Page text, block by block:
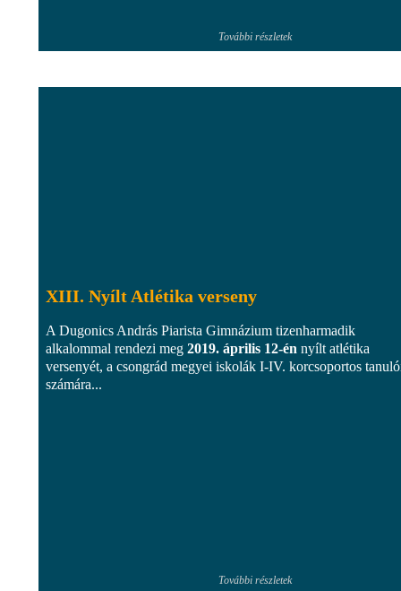
További részletek
XIII. Nyílt Atlétika verseny
A Dugonics András Piarista Gimnázium tizenharmadik
alkalommal rendezi meg 2019. április 12-én nyílt atlétika
versenyét, a csongrád megyei iskolák I-IV. korcsoportos
számára...
További részletek